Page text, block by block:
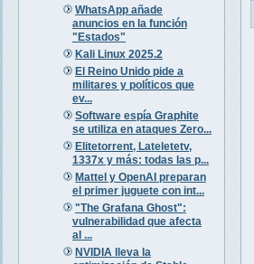
WhatsApp añade
anuncios en la función
"Estados"
Kali Linux 2025.2
El Reino Unido pide a
militares y políticos que
ev...
Software espía Graphite
se utiliza en ataques Zero...
Elitetorrent, Lateletetv,
1337x y más: todas las p...
Mattel y OpenAI preparan
el primer juguete con int...
"The Grafana Ghost":
vulnerabilidad que afecta
al ...
NVIDIA lleva la